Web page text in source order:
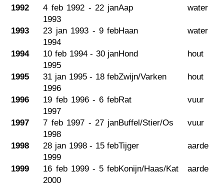
1992
4 feb 1992 - 22 jan
1993
Aap water
1993
23 jan 1993 - 9 feb
1994
Haan water
1994
10 feb 1994 - 30 jan
1995
Hond hout
1995
31 jan 1995 - 18 feb
1996
Zwijn/Varken hout
1996
19 feb 1996 - 6 feb
1997
Rat vuur
1997
7 feb 1997 - 27 jan
1998
Buffel/Stier/Os vuur
1998
28 jan 1998 - 15 feb
1999
Tijger aarde
1999
16 feb 1999 - 5 feb
2000
Konijn/Haas/Kat aarde